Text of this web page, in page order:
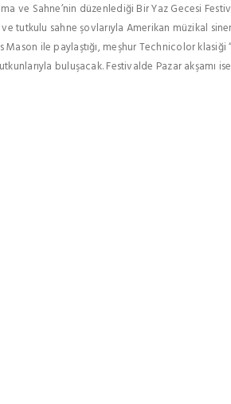
ve Sahne’nin düzenlediği Bir Yaz Gecesi
tutkulu sahne şovlarıyla Amerikan müzikal
ile paylaştığı, meşhur Technicolor klasiği
buluşacak. Festivalde Pazar akşamı